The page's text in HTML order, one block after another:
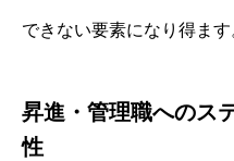
できない要素になり得ます
昇進・管理職へのス
性